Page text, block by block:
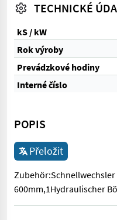
TECHNICKÉ
kS / kW
Rok výroby
Prevádzkové hodiny
Interné číslo
POPIS
Přeložit
Zubehör:Schnellwechsler
600mm,1Hydraulischer
Zubehör:Schnellwechsler